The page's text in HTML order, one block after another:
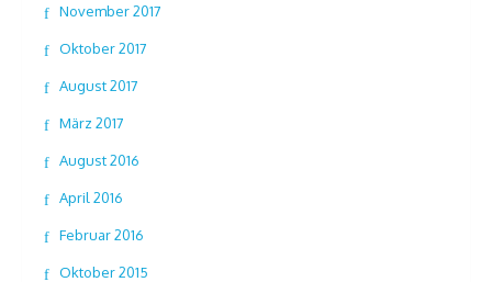
November 2017
Oktober 2017
August 2017
März 2017
August 2016
April 2016
Februar 2016
Oktober 2015